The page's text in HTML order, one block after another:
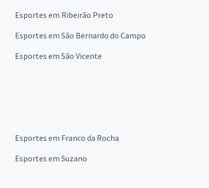
Esportes em Ribeirão Preto
Esportes em São Bernardo do Campo
Esportes em São Vicente
Esportes em Franco da Rocha
Esportes em Suzano